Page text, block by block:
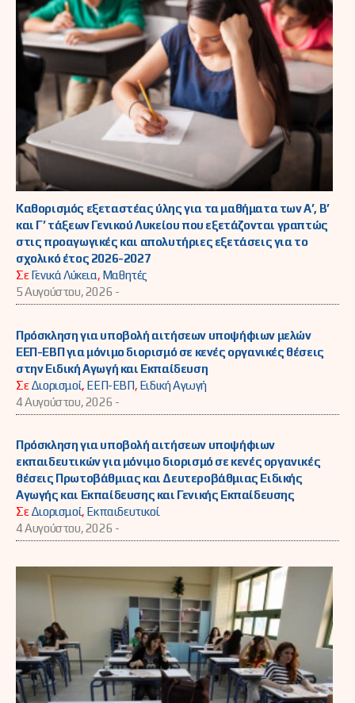
Καθορισμός εξεταστέας ύλης για τα μαθήματα των Α’, Β’
και Γ’ τάξεων Γενικού Λυκείου που εξετάζονται γραπτώς
στις προαγωγικές και απολυτήριες εξετάσεις για το
σχολικό έτος 2026-2027
ΣεΓενικά Λύκεια, Μαθητές
5 Αυγούστου, 2026 -
Πρόσκληση για υποβολή αιτήσεων υποψήφιων μελών
ΕΕΠ-ΕΒΠ για μόνιμο διορισμό σε κενές οργανικές θέσεις
στην Ειδική Αγωγή και Εκπαίδευση
ΣεΔιορισμοί, ΕΕΠ-ΕΒΠ, Ειδική Αγωγή
4 Αυγούστου, 2026 -
Πρόσκληση για υποβολή αιτήσεων υποψήφιων
εκπαιδευτικών για μόνιμο διορισμό σε κενές οργανικές
θέσεις Πρωτοβάθμιας και Δευτεροβάθμιας Ειδικής
Αγωγής και Εκπαίδευσης και Γενικής Εκπαίδευσης
ΣεΔιορισμοί, Εκπαιδευτικοί
4 Αυγούστου, 2026 -